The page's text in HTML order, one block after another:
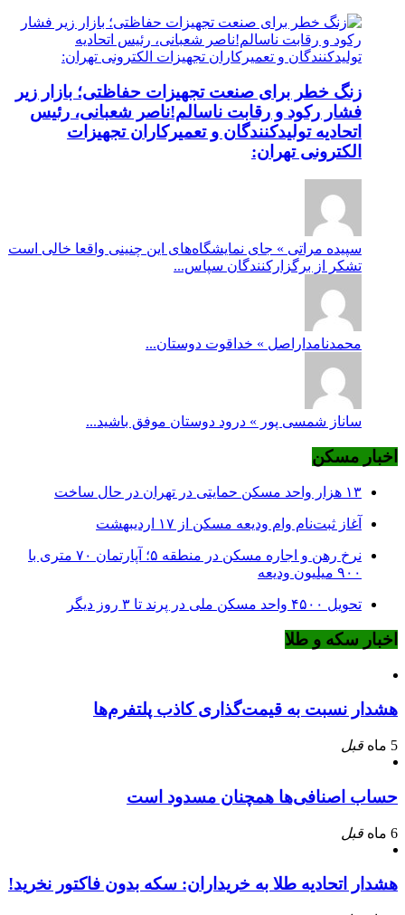
زنگ خطر برای صنعت تجهیزات حفاظتی؛ بازار زیر
فشار رکود و رقابت ناسالم!ناصر شعبانی، رئیس
اتحادیه تولیدکنندگان و تعمیرکاران تجهیزات
الکترونی تهران:
سپیده مراتی » جای نمایشگاه‌های این چنینی واقعا خالی است
تشکر از برگزارکنندگان سپاس...
محمدنامداراصل » خداقوت دوستان...
ساناز شمسی پور » درود دوستان موفق باشید...
اخبار مسکن
۱۳ هزار واحد مسکن حمایتی در تهران در حال ساخت
آغاز ثبت‌نام وام ودیعه مسکن از ۱۷ اردیبهشت
نرخ‌ رهن و اجاره مسکن در منطقه ۵؛ آپارتمان ۷۰ متری با
۹۰۰ میلیون ودیعه
تحویل ۴۵۰۰ واحد مسکن ملی در پرند تا ۳ روز دیگر
اخبار سکه و طلا
هشدار نسبت به قیمت‌گذاری کاذب پلتفرم‌ها
5 ماه قبل
حساب اصنافی‌ها همچنان مسدود است
6 ماه قبل
هشدار اتحادیه طلا به خریداران: سکه بدون فاکتور نخرید!